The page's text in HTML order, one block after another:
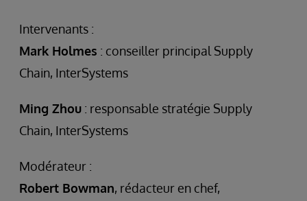
Intervenants :
Mark Holmes : conseiller principal Supply
Chain, InterSystems
Ming Zhou : responsable stratégie Supply
Chain, InterSystems
Modérateur :
Robert Bowman, rédacteur en chef,